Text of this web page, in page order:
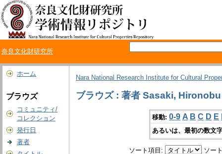
奈良文化財研究所
ホーム
ブラウズ
コミュニティ/
コレクション
発行日
著者
Nara National Research Institute for Cultural
ブラウズ : 著者 Sasaki, Hironobu
移動: 0-9 A B C D E
あるいは、最初の数文
ソート項目: ソー